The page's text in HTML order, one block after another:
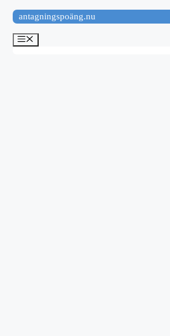
Hoppa
till
innehåll
antagningspoäng.nu
Meny